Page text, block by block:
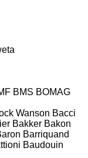
BMS BOMAG
Wanson Bacci
Bakker Bakon
Barriquand
Baudouin